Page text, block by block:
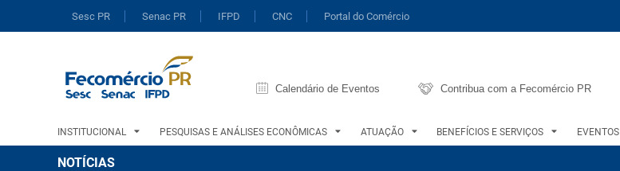
Sesc PR Senac PR IFPD CNC Portal do Comércio
Calendário de Eventos Contribua com a Fecomércio PR
INSTITUCIONAL PESQUISAS E ANÁLISES ECONÔMICAS ATUAÇÃO BENEFÍCIOS E SERVIÇOS EVENTOS
NOTÍCIAS